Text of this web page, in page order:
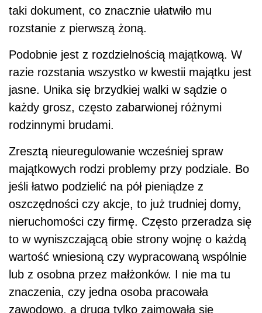
taki dokument, co znacznie ułatwiło mu
rozstanie z pierwszą żoną.
Podobnie jest z rozdzielnością majątkową. W
razie rozstania wszystko w kwestii majątku jest
jasne. Unika się brzydkiej walki w sądzie o
każdy grosz, często zabarwionej różnymi
rodzinnymi brudami.
Zresztą nieuregulowanie wcześniej spraw
majątkowych rodzi problemy przy podziale. Bo
jeśli łatwo podzielić na pół pieniądze z
oszczędności czy akcje, to już trudniej domy,
nieruchomości czy firmę. Często przeradza się
to w wyniszczającą obie strony wojnę o każdą
wartość wniesioną czy wypracowaną wspólnie
lub z osobna przez małżonków. I nie ma tu
znaczenia, czy jedna osoba pracowała
zawodowo, a druga tylko zajmowała się